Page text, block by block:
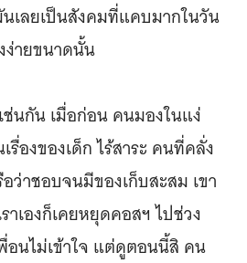
เลยเป็นสังคมที่แคบมากในวัน
ง่ายขนาดนั้น
นกัน เมื่อก่อน คนมองในแง่
องของเด็ก ไร้สาระ คนที่คลั่ง
ว่าชอบจนมีของเก็บสะสม เขา
าเองก็เคยหยุดคอสฯ ไปช่วง
อนไม่เข้าใจ แต่ดูตอนนี้สิ คน